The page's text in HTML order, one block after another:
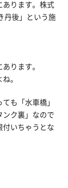
ります。株式
丹後」という施
ります。
。
も「水車橋」
ンク裏」なので
付いちゃうとな